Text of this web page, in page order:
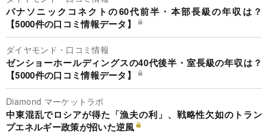
パナソニックコネクトの60代前半・本部長級の年収は？
【5000件の口コミ情報データ】
ダイヤモンド・口コミ情報
ゼンショーホールディングスの40代後半・室長級の年収は？
【5000件の口コミ情報データ】
Diamond マーケットラボ
中東混乱でロシアが得た「漁夫の利」、戦略性欠如のトラン
プエネルギー政策が招いた逆風